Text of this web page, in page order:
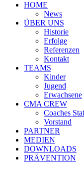
HOME
News
ÜBER UNS
Historie
Erfolge
Referenzen
Kontakt
TEAMS
Kinder
Jugend
Erwachsene
CMA CREW
Coaches
Vorstand
PARTNER
MEDIEN
DOWNLOADS
PRÄVENTION